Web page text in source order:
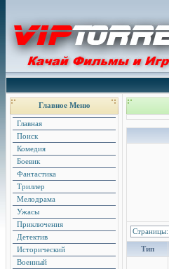
Главное Меню
Главная
Поиск
Комедия
Боевик
Фантастика
Триллер
Мелодрама
Ужасы
Приключения
Детектив
Исторический
Военный
Страницы:
Тип